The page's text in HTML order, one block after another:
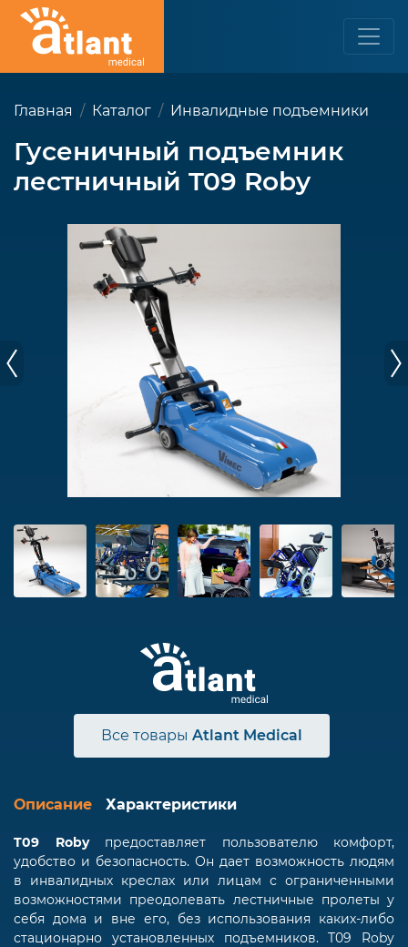
Главная Каталог Инвалидные подъемники
Гусеничный подъемник
лестничный T09 Roby
Все товары Atlant Medical
Описание Характеристики
T09 Robyпредоставляет пользователю комфорт,
удобство и безопасность. Он дает возможность людям
в инвалидных креслах или лицам с ограниченными
возможностями преодолевать лестничные пролеты у
себя дома и вне его, без использования каких-либо
стационарно установленных подъемников. T09 Roby